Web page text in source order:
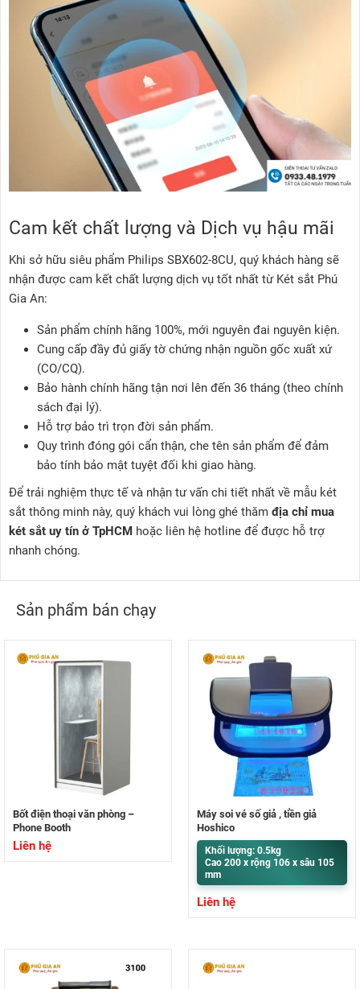
Cam kết chất lượng và Dịch vụ hậu mãi
Khi sở hữu siêu phẩm Philips SBX602-8CU, quý khách hàng sẽ
nhận được cam kết chất lượng dịch vụ tốt nhất từ Két sắt Phú
Gia An:
Sản phẩm chính hãng 100%, mới nguyên đai nguyên kiện.
Cung cấp đầy đủ giấy tờ chứng nhận nguồn gốc xuất xứ
(CO/CQ).
Bảo hành chính hãng tận nơi lên đến 36 tháng (theo chính
sách đại lý).
Hỗ trợ bảo trì trọn đời sản phẩm.
Quy trình đóng gói cẩn thận, che tên sản phẩm để đảm
bảo tính bảo mật tuyệt đối khi giao hàng.
Để trải nghiệm thực tế và nhận tư vấn chi tiết nhất về mẫu két
sắt thông minh này, quý khách vui lòng ghé thăm địa chỉ mua
két sắt uy tín ở TpHCM hoặc liên hệ hotline để được hỗ trợ
nhanh chóng.
Sản phẩm bán chạy
Bốt điện thoại văn phòng –
Phone Booth
Liên hệ
Máy soi vé số giả , tiền giả
Hoshico
Khối lượng: 0.5kg
Cao 200 x rộng 106 x sâu 105
mm
Liên hệ